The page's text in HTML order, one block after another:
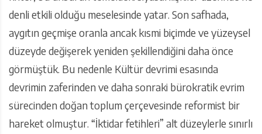
denli etkili olduğu meselesinde yatar. Son safhada,
aygıtın geçmişe oranla ancak kısmi biçimde ve yüzeysel
düzeyde değişerek yeniden şekillendiğini daha önce
görmüştük. Bu nedenle Kültür devrimi esasında
devrimin zaferinden ve daha sonraki bürokratik evrim
sürecinden doğan toplum çerçevesinde reformist bir
hareket olmuştur. “İktidar fetihleri” alt düzeylerle sınırlı